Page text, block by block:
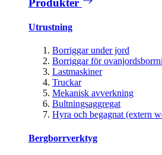
Produkter
Utrustning
Borriggar under jord
Borriggar för
Lastmaskiner
Truckar
Mekanisk avverkning
Bultningsaggregat
Hyra och begagnat (extern
Bergborrverktyg